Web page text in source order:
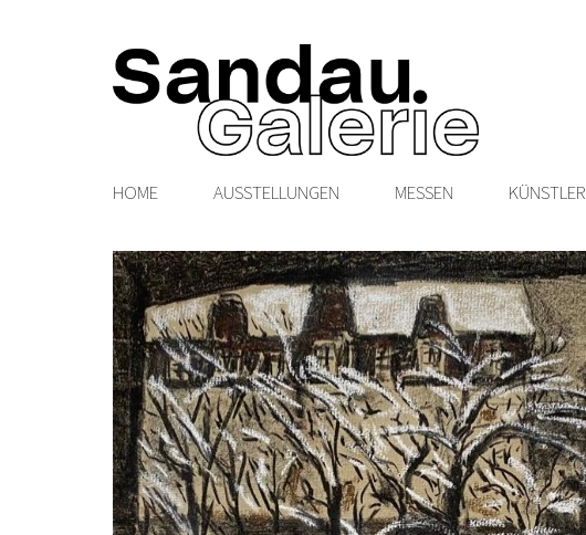
HOME AUSSTELLUNGEN MESSEN KÜNSTLER